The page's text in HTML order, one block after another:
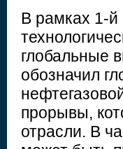
В рамках 1-й
глобальные
обозначил
прорывы,
отрасли. В